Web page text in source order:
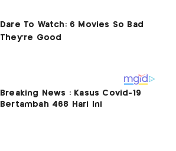
Breaking News : Kasus Covid-19
Bertambah 468 Hari Ini